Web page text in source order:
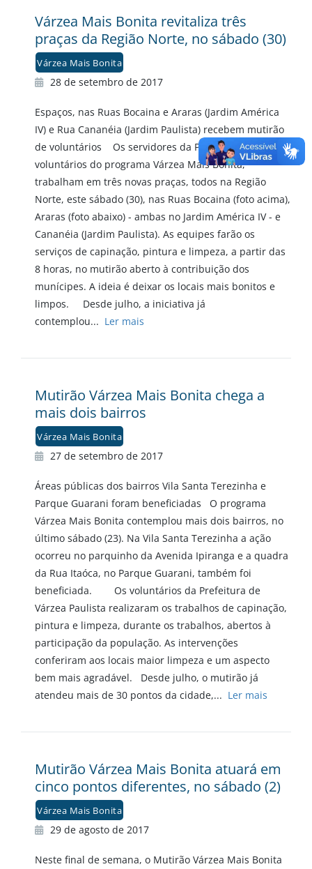
Várzea Mais Bonita revitaliza três
praças da Região Norte, no sábado (30)
Várzea Mais Bonita
28 de setembro de 2017
Espaços, nas Ruas Bocaina e Araras (Jardim América
IV) e Rua Cananéia (Jardim Paulista) recebem mutirão
de voluntários Os servidores da Prefeitura,
voluntários do programa Várzea Mais Bonita,
trabalham em três novas praças, todos na Região
Norte, este sábado (30), nas Ruas Bocaina (foto acima),
Araras (foto abaixo) - ambas no Jardim América IV - e
Cananéia (Jardim Paulista). As equipes farão os
serviços de capinação, pintura e limpeza, a partir das
8 horas, no mutirão aberto à contribuição dos
munícipes. A ideia é deixar os locais mais bonitos e
limpos. Desde julho, a iniciativa já
contemplou... Ler mais
Mutirão Várzea Mais Bonita chega a
mais dois bairros
Várzea Mais Bonita
27 de setembro de 2017
Áreas públicas dos bairros Vila Santa Terezinha e
Parque Guarani foram beneficiadas O programa
Várzea Mais Bonita contemplou mais dois bairros, no
último sábado (23). Na Vila Santa Terezinha a ação
ocorreu no parquinho da Avenida Ipiranga e a quadra
da Rua Itaóca, no Parque Guarani, também foi
beneficiada. Os voluntários da Prefeitura de
Várzea Paulista realizaram os trabalhos de capinação,
pintura e limpeza, durante os trabalhos, abertos à
participação da população. As intervenções
conferiram aos locais maior limpeza e um aspecto
bem mais agradável. Desde julho, o mutirão já
atendeu mais de 30 pontos da cidade,... Ler mais
Mutirão Várzea Mais Bonita atuará em
cinco pontos diferentes, no sábado (2)
Várzea Mais Bonita
29 de agosto de 2017
Neste final de semana, o Mutirão Várzea Mais Bonita